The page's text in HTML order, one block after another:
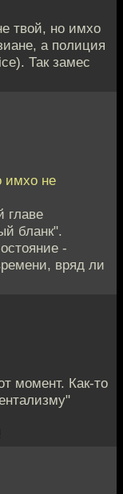
твой, но имхо
а полиция
Так замес
имхо не
главе
бланк".
-
вряд ли
момент. Как-то